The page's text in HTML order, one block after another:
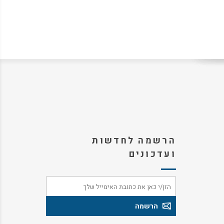
הרשמה לחדשות
ועדכונים